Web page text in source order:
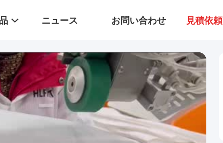
ニュース お問い合わせ 見積依頼